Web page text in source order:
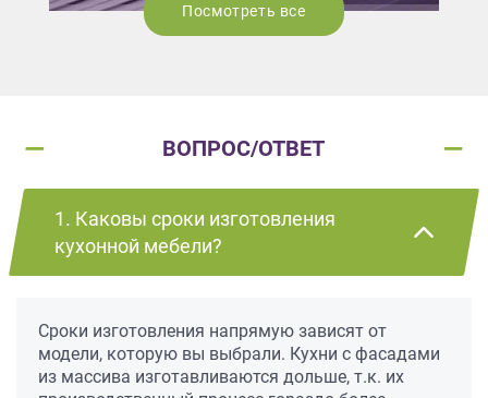
Посмотреть все
ВОПРОС/ОТВЕТ
1. Каковы сроки изготовления
кухонной мебели?
Сроки изготовления напрямую зависят от
модели, которую вы выбрали. Кухни с фасадами
из массива изготавливаются дольше, т.к. их